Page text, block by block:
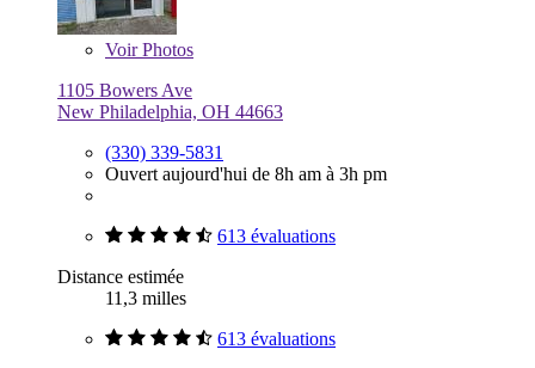
VoirPhotos
1105 Bowers Ave
New Philadelphia, OH 44663
(330) 339-5831
Ouvert aujourd'hui de 8h am à 3h pm
613 évaluations
Distance estimée
11,3 milles
613 évaluations